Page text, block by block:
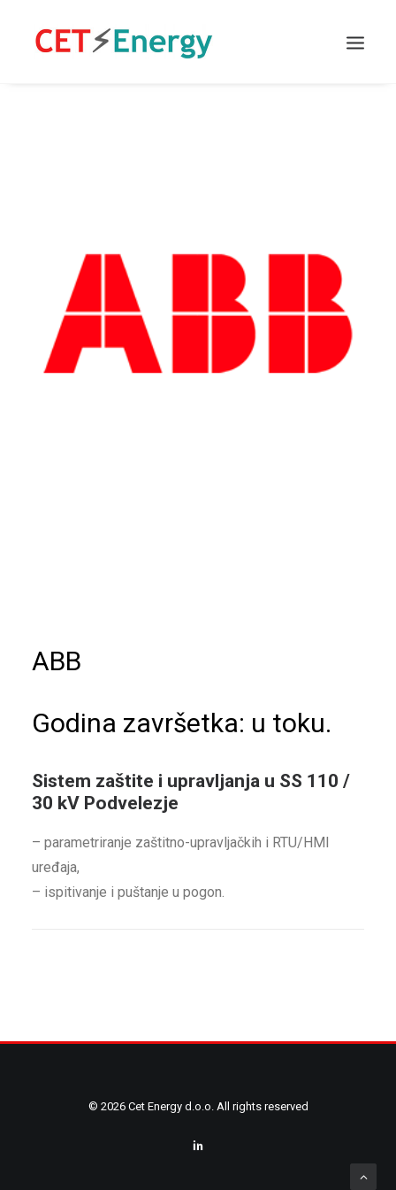
ABB
Godina završetka: u toku.
Sistem zaštite i upravljanja u SS 110 /
30 kV Podvelezje
– parametriranje zaštitno-upravljačkih i RTU/HMI
uređaja,
– ispitivanje i puštanje u pogon.
© 2026 Cet Energy d.o.o. All rights reserved